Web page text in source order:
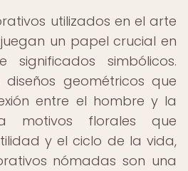
utilizados en el arte
un papel crucial en
significados simbólicos.
diseños geométricos que
entre el hombre y la
motivos florales que
y el ciclo de la vida,
nómadas son una